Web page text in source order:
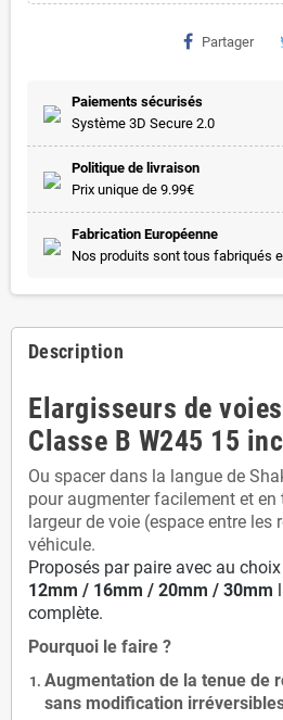
Partager
Paiements sécurisés
Système 3D Secure 2.0
Politique de livraison
Prix unique de 9.99€
Fabrication Européenne
Nos produits sont tous fabriqués
Description
Elargisseurs de
Classe B W245 15
Ou spacer dans la langue de
pour augmenter facilement et en
largeur de voie (espace entre les
véhicule.
Proposés par paire avec au
12mm / 16mm / 20mm / 30mm
complète.
Pourquoi le faire ?
Augmentation de la tenue de
sans modification